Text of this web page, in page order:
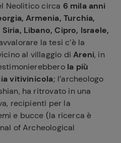
Neolitico circa 6 mila anni
Armenia, Turchia,
Libano, Cipro, Israele,
la tesi c’è la
al villaggio diAreni, in
la più
vitivinicola; l’archeologo
ha ritrovato in una
recipienti per la
e bucce (la ricerca è
of Archeological